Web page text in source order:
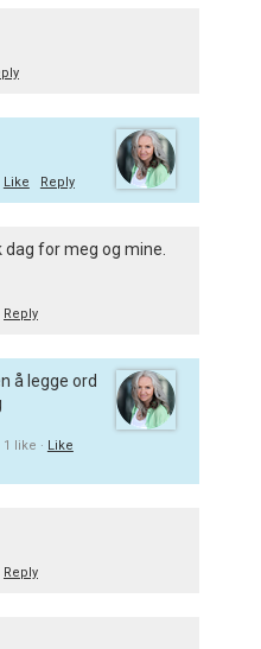
Like Reply
for meg og mine.
Reply
å legge ord
1 like · Like
Reply